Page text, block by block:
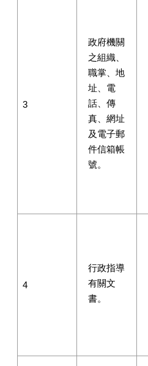
3
政府機關
之組織、
職掌、地
址、電
話、傳
真、網址
及電子郵
件信箱帳
號。
4
行政指導
有關文
書。